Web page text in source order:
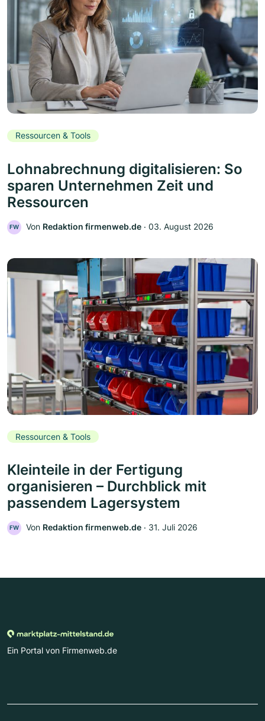
Ressourcen & Tools
Lohnabrechnung digitalisieren: So
sparen Unternehmen Zeit und
Ressourcen
FW Von Redaktion firmenweb.de ‧ 03. August 2026
Ressourcen & Tools
Kleinteile in der Fertigung
organisieren – Durchblick mit
passendem Lagersystem
FW Von Redaktion firmenweb.de ‧ 31. Juli 2026
Ein Portal von Firmenweb.de